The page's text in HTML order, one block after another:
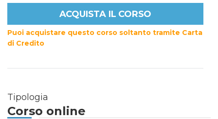
ACQUISTA IL CORSO
Puoi acquistare questo corso soltanto tramite Carta
di Credito
Tipologia
Corso online